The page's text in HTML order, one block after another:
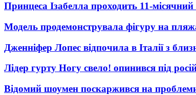
Принцеса Ізабелла проходить 11-місячний
Модель продемонструвала фігуру на
Дженніфер Лопес відпочила в Італії з
Лідер гурту Ногу свело! опинився під
Відомий шоумен поскаржився на